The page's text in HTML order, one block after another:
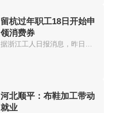
留杭过年职工18日开始申
领消费券
河北顺平：布鞋加工带动
就业